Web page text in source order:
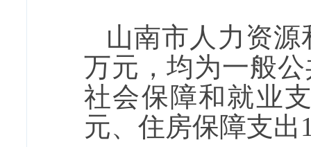
山南市人力资
万元 ，均为一般
社会保障和就业
元、住房保障支出